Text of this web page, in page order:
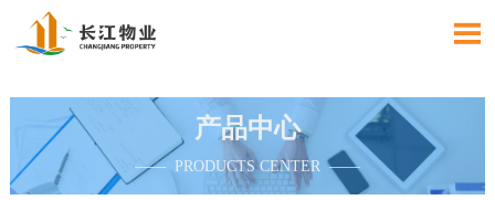

产品中心
—— PRODUCTS CENTER ——